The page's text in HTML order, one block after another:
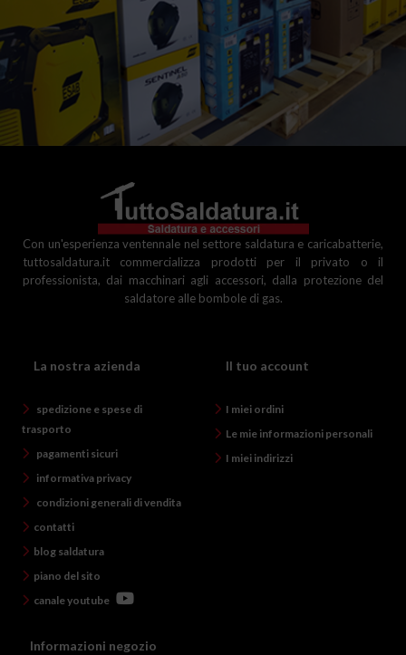
Con un'esperienza ventennale nel settore saldatura e caricabatterie,
tuttosaldatura.it commercializza prodotti per il privato o il
professionista, dai macchinari agli accessori, dalla protezione del
saldatore alle bombole di gas.
La nostra azienda
spedizione e spese di
trasporto
pagamenti sicuri
informativa privacy
condizioni generali di vendita
contatti
blog saldatura
piano del sito
canale youtube
Il tuo account
I miei ordini
Le mie informazioni personali
I miei indirizzi
Informazioni negozio